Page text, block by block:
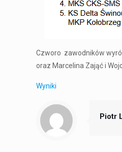
Czworo zawodników
oraz Marcelina Zająć i
Wyniki
Piotr